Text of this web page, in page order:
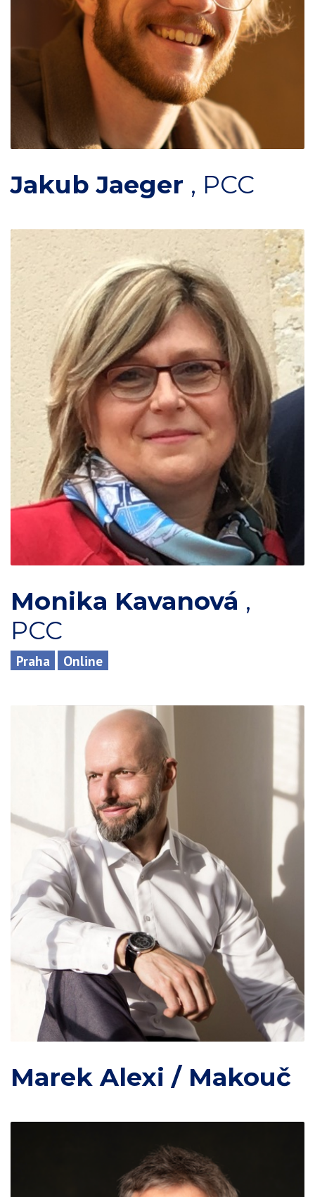
Jakub Jaeger , PCC
Monika Kavanová ,
PCC
Praha Online
Marek Alexi / Makouč